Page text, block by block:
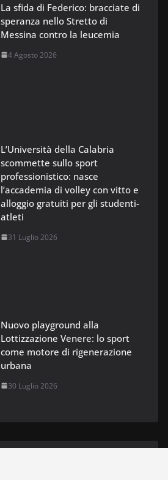
La sfida di Federico: bracciate di
speranza nello Stretto di
Messina contro la leucemia
4 Agosto 2026
L’Università della Calabria
scommette sullo sport
professionistico: nasce
l’accademia di volley con vitto e
alloggio gratuiti per gli studenti-
atleti
31 Luglio 2026
Nuovo playground alla
Lottizzazione Venere: lo sport
come motore di rigenerazione
urbana
30 Luglio 2026